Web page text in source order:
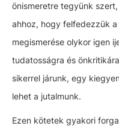
önismeretre tegyünk
ahhoz, hogy felfedezzük
megismerése olykor igen
tudatosságra és
sikerrel járunk, egy
lehet a jutalmunk.
Ezen kötetek gyakori